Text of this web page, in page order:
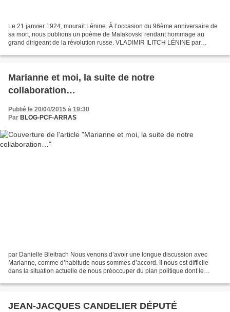
Le 21 janvier 1924, mourait Lénine. À l’occasion du 96ème anniversaire de
sa mort, nous publions un poème de Maïakovski rendant hommage au
grand dirigeant de la révolution russe. VLADIMIR ILITCH LÉNINE par
Marianne et moi, la suite de notre
collaboration…
Publié le 20/04/2015 à 19:30
Par BLOG-PCF-ARRAS
par Danielle Bleitrach Nous venons d’avoir une longue discussion avec
Marianne, comme d’habitude nous sommes d’accord. Il nous est difficile
dans la situation actuelle de nous préoccuper du plan politique dont le
JEAN-JACQUES CANDELIER DÉPUTÉ